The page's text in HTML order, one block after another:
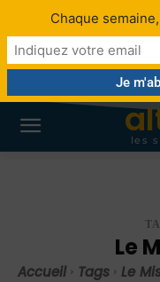
les
Le
Accueil Tags Le
Chaque